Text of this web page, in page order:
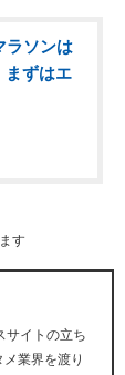
ラソンは
ずはエ
す
サイトの立ち
業界を渡り